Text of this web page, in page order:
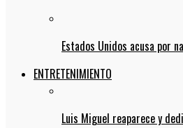
Estados Unidos acusa por
ENTRETENIMIENTO
Luis Miguel reaparece y